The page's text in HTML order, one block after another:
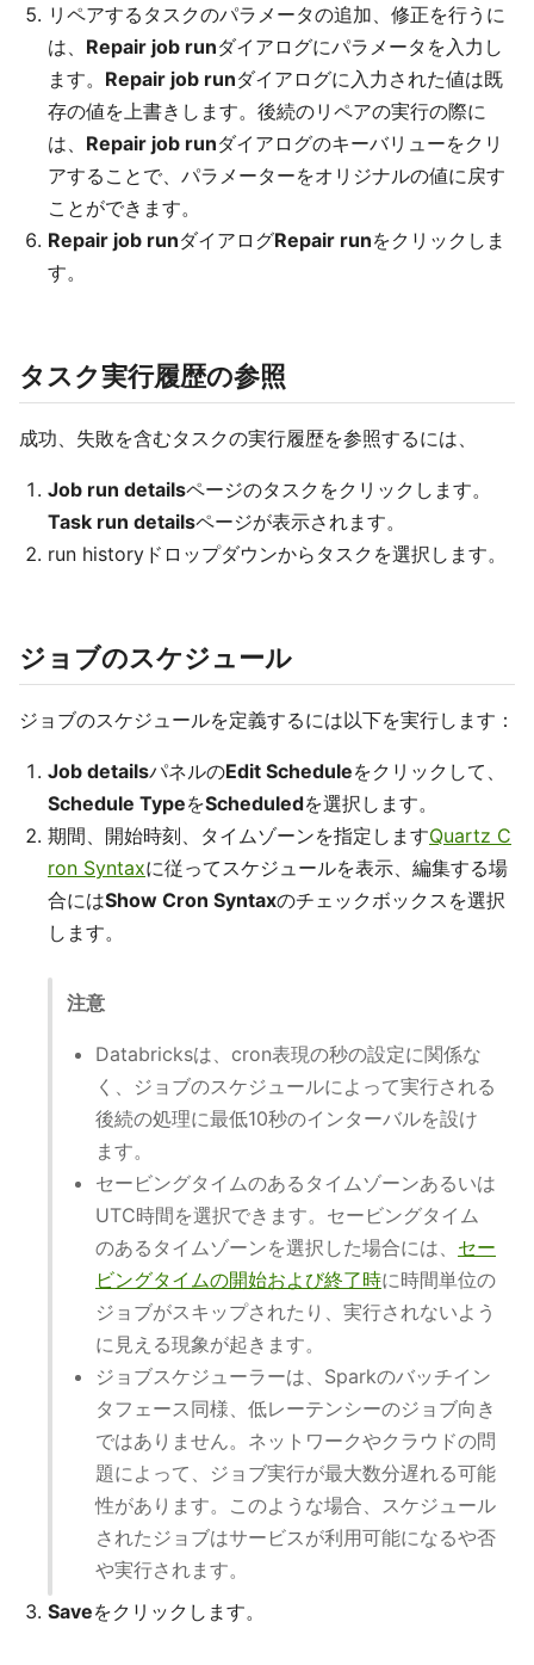
リペアするタスクのパラメータの追加、修正を行うに
は、 Repair job runダイアログにパラメータを入力し
ます。 Repair job runダイアログに入力された値は既
存の値を上書きします。後続のリペアの実行の際に
は、 Repair job runダイアログのキーバリューをクリ
アすることで、パラメーターをオリジナルの値に戻す
ことができます。
Repair job runダイアログRepair runをクリックしま
す。
タスク実行履歴の参照
成功、失敗を含むタスクの実行履歴を参照するには、
Job run detailsページのタスクをクリックします。
Task run detailsページが表示されます。
run historyドロップダウンからタスクを選択します。
ジョブのスケジュール
ジョブのスケジュールを定義するには以下を実行します：
Job detailsパネルのEdit Scheduleをクリックして、
Schedule TypeをScheduledを選択します。
期間、開始時刻、タイムゾーンを指定しますQuartz C
ron Syntaxに従ってスケジュールを表示、編集する場
合にはShow Cron Syntaxのチェックボックスを選択
します。
注意
Databricksは、cron表現の秒の設定に関係な
く、ジョブのスケジュールによって実行される
後続の処理に最低10秒のインターバルを設け
ます。
セービングタイムのあるタイムゾーンあるいは
UTC時間を選択できます。セービングタイム
のあるタイムゾーンを選択した場合には、 セー
ビングタイムの開始および終了時に時間単位の
ジョブがスキップされたり、実行されないよう
に見える現象が起きます。
ジョブスケジューラーは、Sparkのバッチイン
タフェース同様、低レーテンシーのジョブ向き
ではありません。ネットワークやクラウドの問
題によって、ジョブ実行が最大数分遅れる可能
性があります。このような場合、スケジュール
されたジョブはサービスが利用可能になるや否
や実行されます。
Saveをクリックします。